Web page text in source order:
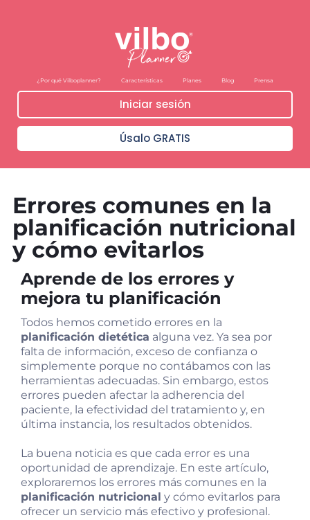
¿Por qué Vilboplanner? Características Planes Blog Prensa
Iniciar sesión
Úsalo GRATIS
Errores comunes en la
planificación nutricional
y cómo evitarlos
Aprende de los errores y
mejora tu planificación
Todos hemos cometido errores en la
planificación dietética alguna vez. Ya sea por
falta de información, exceso de confianza o
simplemente porque no contábamos con las
herramientas adecuadas. Sin embargo, estos
errores pueden afectar la adherencia del
paciente, la efectividad del tratamiento y, en
última instancia, los resultados obtenidos.
La buena noticia es que cada error es una
oportunidad de aprendizaje. En este artículo,
exploraremos los errores más comunes en la
planificación nutricional y cómo evitarlos para
ofrecer un servicio más efectivo y profesional.